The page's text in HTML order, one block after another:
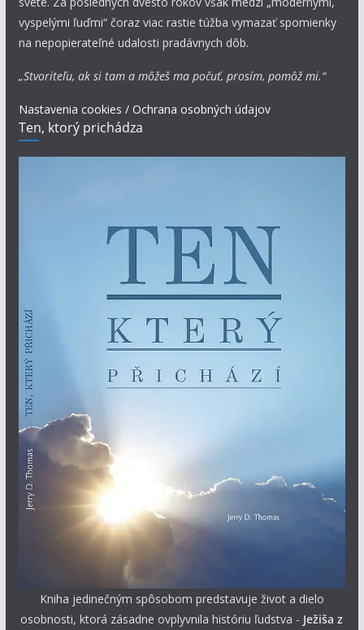
vyspelými ľuďmi“ čoraz viac rastie túžba vymazať spomienky
na nepopierateľné udalosti pradávnych dôb.
„Stvoriteľu, ak si tam a môžeš ma počuť, prosím, pomôž mi.“
Nastavenia cookies / Ochrana osobných údajov
Ten, ktorý prichádza
Kniha jedinečným spôsobom predstavuje život a dielo
osobnosti, ktorá zásadne ovplyvnila históriu ľudstva - Ježiša z